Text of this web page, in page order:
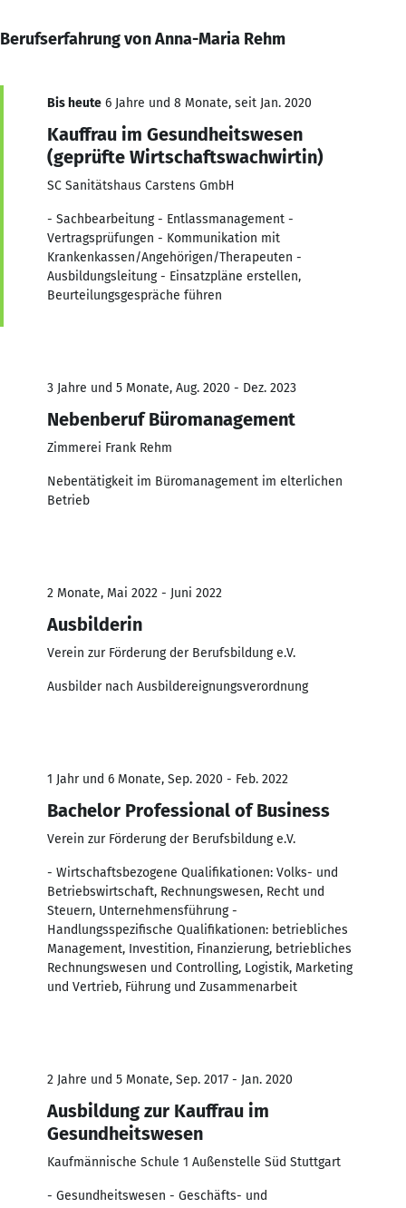
Berufserfahrung von Anna-Maria Rehm
Bis heute 6 Jahre und 8 Monate, seit Jan. 2020
Kauffrau im Gesundheitswesen
(geprüfte Wirtschaftswachwirtin)
SC Sanitätshaus Carstens GmbH
- Sachbearbeitung - Entlassmanagement -
Vertragsprüfungen - Kommunikation mit
Krankenkassen/Angehörigen/Therapeuten -
Ausbildungsleitung - Einsatzpläne erstellen,
Beurteilungsgespräche führen
3 Jahre und 5 Monate, Aug. 2020 - Dez. 2023
Nebenberuf Büromanagement
Zimmerei Frank Rehm
Nebentätigkeit im Büromanagement im elterlichen
Betrieb
2 Monate, Mai 2022 - Juni 2022
Ausbilderin
Verein zur Förderung der Berufsbildung e.V.
Ausbilder nach Ausbildereignungsverordnung
1 Jahr und 6 Monate, Sep. 2020 - Feb. 2022
Bachelor Professional of Business
Verein zur Förderung der Berufsbildung e.V.
- Wirtschaftsbezogene Qualifikationen: Volks- und
Betriebswirtschaft, Rechnungswesen, Recht und
Steuern, Unternehmensführung -
Handlungsspezifische Qualifikationen: betriebliches
Management, Investition, Finanzierung, betriebliches
Rechnungswesen und Controlling, Logistik, Marketing
und Vertrieb, Führung und Zusammenarbeit
2 Jahre und 5 Monate, Sep. 2017 - Jan. 2020
Ausbildung zur Kauffrau im
Gesundheitswesen
Kaufmännische Schule 1 Außenstelle Süd Stuttgart
- Gesundheitswesen - Geschäfts- und